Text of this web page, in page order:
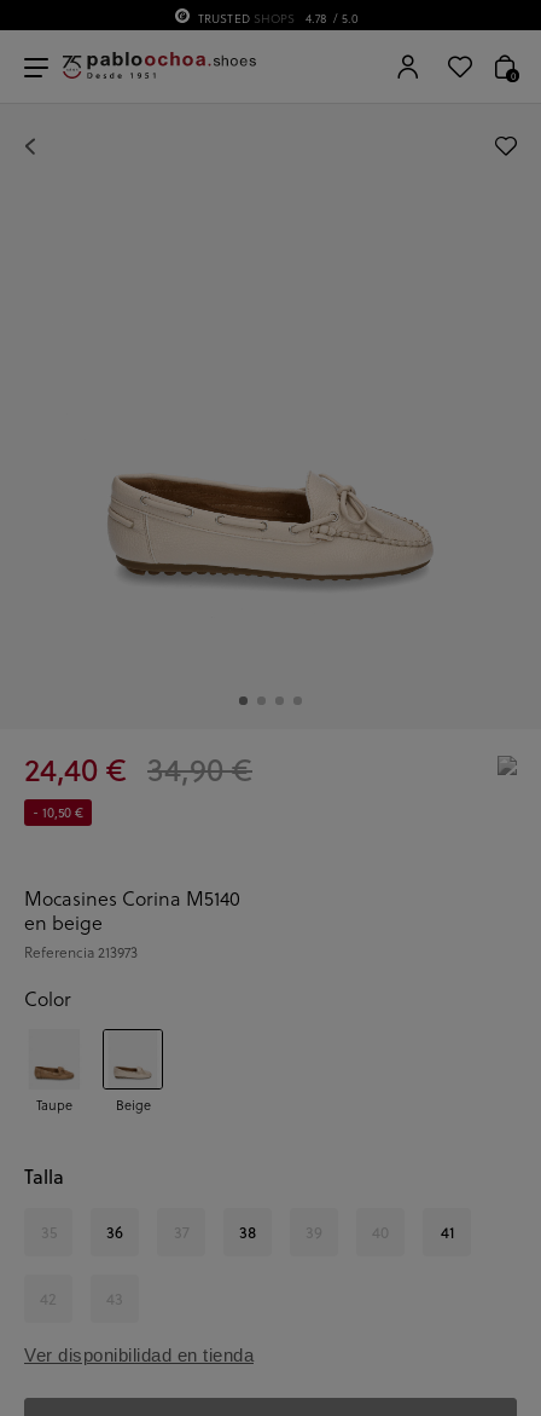
TRUSTEDSHOPS 4.78 / 5.0
0
24,40 € 34,90 €
- 10,50 €
Mocasines Corina M5140
en beige
Referencia213973
Color
Taupe Beige
Talla
35 36 37 38 39 40 41
42 43
Ver disponibilidad en tienda